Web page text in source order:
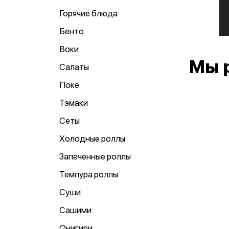
Горячие блюда
Бенто
Воки
Салаты
Поке
Тэмаки
Сеты
Холодные роллы
Запеченные роллы
Темпура роллы
Суши
Сашими
Мы